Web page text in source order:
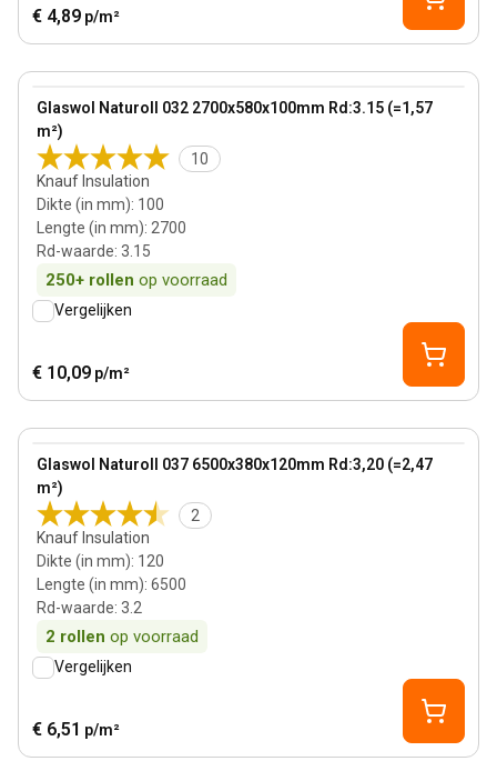
€ 4,89 p/m²
Glaswol Naturoll 032 2700x580x100mm Rd:3.15 (=1,57
m²)
10
Knauf Insulation
Dikte (in mm): 100
Lengte (in mm): 2700
Rd-waarde: 3.15
250+ rollen op voorraad
View product
Vergelijken
€ 10,09 p/m²
Glaswol Naturoll 037 6500x380x120mm Rd:3,20 (=2,47
m²)
2
Knauf Insulation
Dikte (in mm): 120
Lengte (in mm): 6500
Rd-waarde: 3.2
2 rollen op voorraad
View product
Vergelijken
€ 6,51 p/m²